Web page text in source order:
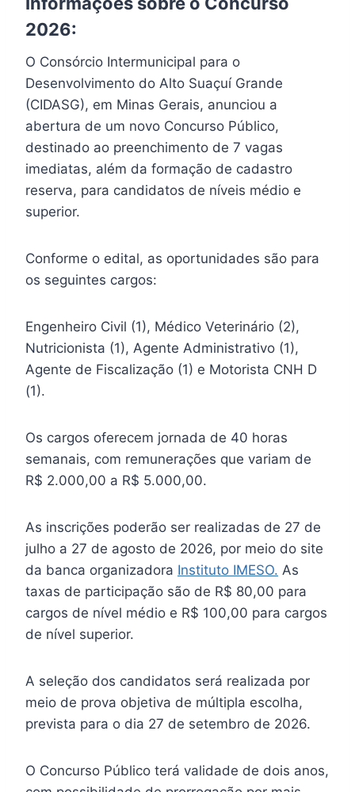
2026:
O Consórcio Intermunicipal para o
Desenvolvimento do Alto Suaçuí Grande
(CIDASG), em Minas Gerais, anunciou a
abertura de um novo Concurso Público,
destinado ao preenchimento de 7 vagas
imediatas, além da formação de cadastro
reserva, para candidatos de níveis médio e
superior.
Conforme o edital, as oportunidades são para
os seguintes cargos:
Engenheiro Civil (1), Médico Veterinário (2),
Nutricionista (1), Agente Administrativo (1),
Agente de Fiscalização (1) e Motorista CNH D
(1).
Os cargos oferecem jornada de 40 horas
semanais, com remunerações que variam de
R$ 2.000,00 a R$ 5.000,00.
As inscrições poderão ser realizadas de 27 de
julho a 27 de agosto de 2026, por meio do site
da banca organizadora Instituto IMESO. As
taxas de participação são de R$ 80,00 para
cargos de nível médio e R$ 100,00 para cargos
de nível superior.
A seleção dos candidatos será realizada por
meio de prova objetiva de múltipla escolha,
prevista para o dia 27 de setembro de 2026.
O Concurso Público terá validade de dois anos,